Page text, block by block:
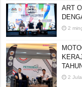
ART
2
2